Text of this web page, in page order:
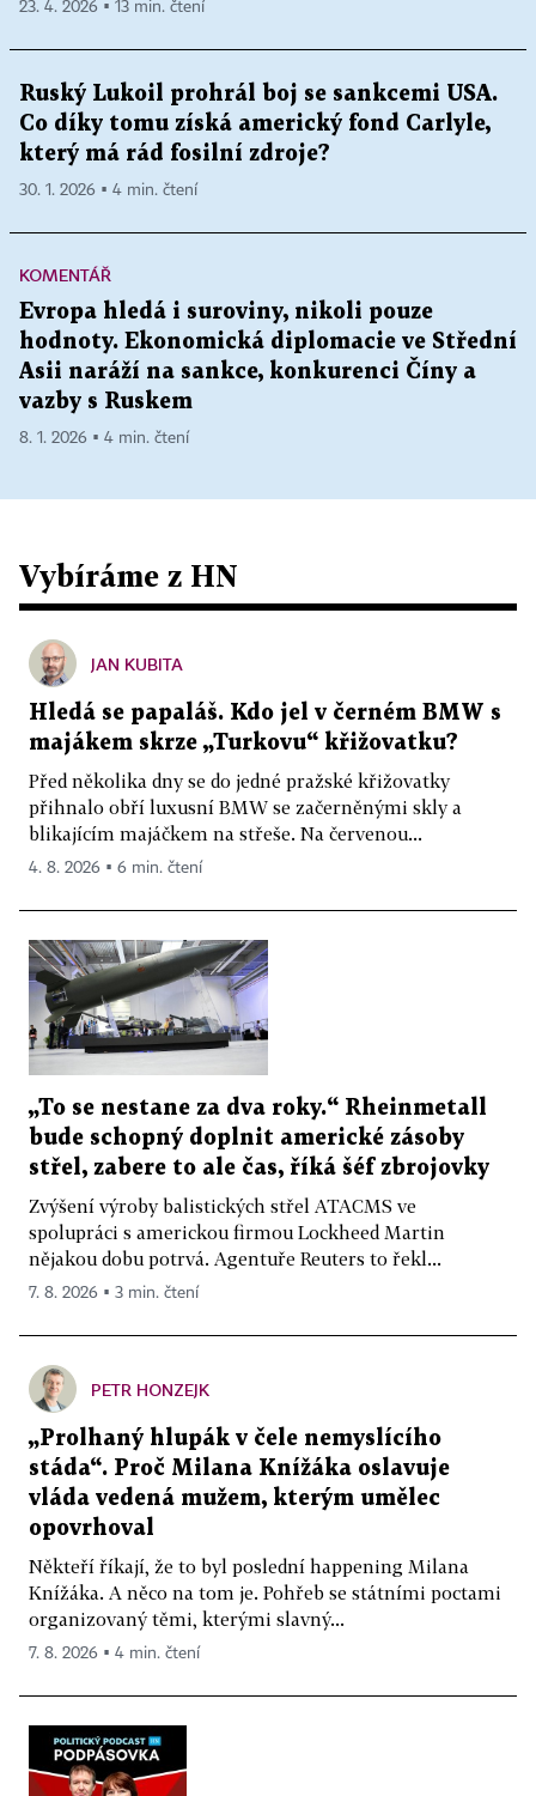
23. 4. 2026 ▪ 13 min. čtení
Ruský Lukoil prohrál boj se sankcemi USA.
Co díky tomu získá americký fond Carlyle,
který má rád fosilní zdroje?
30. 1. 2026 ▪ 4 min. čtení
KOMENTÁŘ
Evropa hledá i suroviny, nikoli pouze
hodnoty. Ekonomická diplomacie ve Střední
Asii naráží na sankce, konkurenci Číny a
vazby s Ruskem
8. 1. 2026 ▪ 4 min. čtení
Vybíráme z HN
JAN KUBITA
Hledá se papaláš. Kdo jel v černém BMW s
majákem skrze „Turkovu“ křižovatku?
Před několika dny se do jedné pražské křižovatky
přihnalo obří luxusní BMW se začerněnými skly a
blikajícím majáčkem na střeše. Na červenou...
4. 8. 2026 ▪ 6 min. čtení
„To se nestane za dva roky.“ Rheinmetall
bude schopný doplnit americké zásoby
střel, zabere to ale čas, říká šéf zbrojovky
Zvýšení výroby balistických střel ATACMS ve
spolupráci s americkou firmou Lockheed Martin
nějakou dobu potrvá. Agentuře Reuters to řekl...
7. 8. 2026 ▪ 3 min. čtení
PETR HONZEJK
„Prolhaný hlupák v čele nemyslícího
stáda“. Proč Milana Knížáka oslavuje
vláda vedená mužem, kterým umělec
opovrhoval
Někteří říkají, že to byl poslední happening Milana
Knížáka. A něco na tom je. Pohřeb se státními poctami
organizovaný těmi, kterými slavný...
7. 8. 2026 ▪ 4 min. čtení